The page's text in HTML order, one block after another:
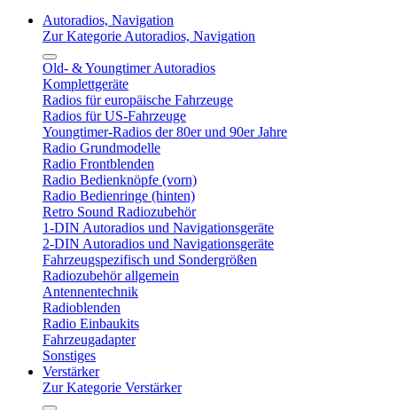
Autoradios, Navigation
Zur Kategorie Autoradios, Navigation
Old- & Youngtimer Autoradios
Komplettgeräte
Radios für europäische Fahrzeuge
Radios für US-Fahrzeuge
Youngtimer-Radios der 80er und 90er Jahre
Radio Grundmodelle
Radio Frontblenden
Radio Bedienknöpfe (vorn)
Radio Bedienringe (hinten)
Retro Sound Radiozubehör
1-DIN Autoradios und Navigationsgeräte
2-DIN Autoradios und Navigationsgeräte
Fahrzeugspezifisch und Sondergrößen
Radiozubehör allgemein
Antennentechnik
Radioblenden
Radio Einbaukits
Fahrzeugadapter
Sonstiges
Verstärker
Zur Kategorie Verstärker